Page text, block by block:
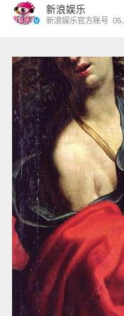
新浪娱乐
新浪娱乐官方账号